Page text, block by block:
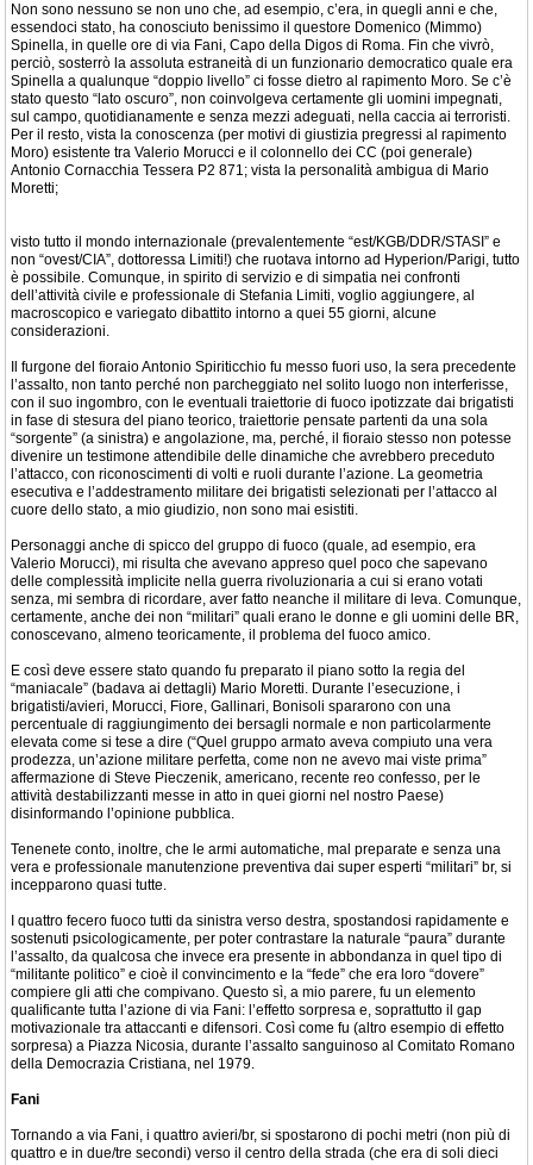
Non sono nessuno se non uno che, ad esempio, c’era, in quegli anni e che,
essendoci stato, ha conosciuto benissimo il questore Domenico (Mimmo)
Spinella, in quelle ore di via Fani, Capo della Digos di Roma. Fin che vivrò,
perciò, sosterrò la assoluta estraneità di un funzionario democratico quale era
Spinella a qualunque “doppio livello” ci fosse dietro al rapimento Moro. Se c’è
stato questo “lato oscuro”, non coinvolgeva certamente gli uomini impegnati,
sul campo, quotidianamente e senza mezzi adeguati, nella caccia ai terroristi.
Per il resto, vista la conoscenza (per motivi di giustizia pregressi al rapimento
Moro) esistente tra Valerio Morucci e il colonnello dei CC (poi generale)
Antonio Cornacchia Tessera P2 871; vista la personalità ambigua di Mario
Moretti;
visto tutto il mondo internazionale (prevalentemente “est/KGB/DDR/STASI” e
non “ovest/CIA”, dottoressa Limiti!) che ruotava intorno ad Hyperion/Parigi, tutto
è possibile. Comunque, in spirito di servizio e di simpatia nei confronti
dell’attività civile e professionale di Stefania Limiti, voglio aggiungere, al
macroscopico e variegato dibattito intorno a quei 55 giorni, alcune
considerazioni.
Il furgone del fioraio Antonio Spiriticchio fu messo fuori uso, la sera precedente
l’assalto, non tanto perché non parcheggiato nel solito luogo non interferisse,
con il suo ingombro, con le eventuali traiettorie di fuoco ipotizzate dai brigatisti
in fase di stesura del piano teorico, traiettorie pensate partenti da una sola
“sorgente” (a sinistra) e angolazione, ma, perché, il fioraio stesso non potesse
divenire un testimone attendibile delle dinamiche che avrebbero preceduto
l’attacco, con riconoscimenti di volti e ruoli durante l’azione. La geometria
esecutiva e l’addestramento militare dei brigatisti selezionati per l’attacco al
cuore dello stato, a mio giudizio, non sono mai esistiti.
Personaggi anche di spicco del gruppo di fuoco (quale, ad esempio, era
Valerio Morucci), mi risulta che avevano appreso quel poco che sapevano
delle complessità implicite nella guerra rivoluzionaria a cui si erano votati
senza, mi sembra di ricordare, aver fatto neanche il militare di leva. Comunque,
certamente, anche dei non “militari” quali erano le donne e gli uomini delle BR,
conoscevano, almeno teoricamente, il problema del fuoco amico.
E così deve essere stato quando fu preparato il piano sotto la regia del
“maniacale” (badava ai dettagli) Mario Moretti. Durante l’esecuzione, i
brigatisti/avieri, Morucci, Fiore, Gallinari, Bonisoli spararono con una
percentuale di raggiungimento dei bersagli normale e non particolarmente
elevata come si tese a dire (“Quel gruppo armato aveva compiuto una vera
prodezza, un’azione militare perfetta, come non ne avevo mai viste prima”
affermazione di Steve Pieczenik, americano, recente reo confesso, per le
attività destabilizzanti messe in atto in quei giorni nel nostro Paese)
disinformando l’opinione pubblica.
Tenenete conto, inoltre, che le armi automatiche, mal preparate e senza una
vera e professionale manutenzione preventiva dai super esperti “militari” br, si
incepparono quasi tutte.
I quattro fecero fuoco tutti da sinistra verso destra, spostandosi rapidamente e
sostenuti psicologicamente, per poter contrastare la naturale “paura” durante
l’assalto, da qualcosa che invece era presente in abbondanza in quel tipo di
“militante politico” e cioè il convincimento e la “fede” che era loro “dovere”
compiere gli atti che compivano. Questo sì, a mio parere, fu un elemento
qualificante tutta l’azione di via Fani: l’effetto sorpresa e, soprattutto il gap
motivazionale tra attaccanti e difensori. Così come fu (altro esempio di effetto
sorpresa) a Piazza Nicosia, durante l’assalto sanguinoso al Comitato Romano
della Democrazia Cristiana, nel 1979.
Fani
Tornando a via Fani, i quattro avieri/br, si spostarono di pochi metri (non più di
quattro e in due/tre secondi) verso il centro della strada (che era di soli dieci